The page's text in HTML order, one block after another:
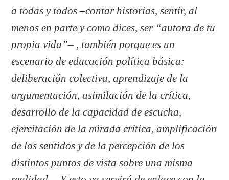
a todas y todos –contar historias, sentir, al
menos en parte y como dices, ser “autora de tu
propia vida”– , también porque es un
escenario de educación política básica:
deliberación colectiva, aprendizaje de la
argumentación, asimilación de la crítica,
desarrollo de la capacidad de escucha,
ejercitación de la mirada crítica, amplificación
de los sentidos y de la percepción de los
distintos puntos de vista sobre una misma